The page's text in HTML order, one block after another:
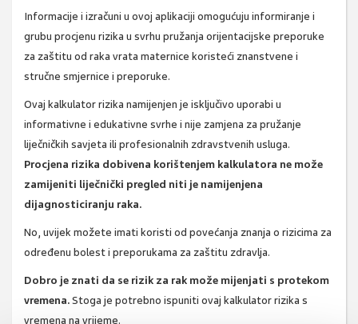
Informacije i izračuni u ovoj aplikaciji omogućuju informiranje i
grubu procjenu rizika u svrhu pružanja orijentacijske preporuke
za zaštitu od raka vrata maternice koristeći znanstvene i
stručne smjernice i preporuke.
Ovaj kalkulator rizika namijenjen je isključivo uporabi u
informativne i edukativne svrhe i nije zamjena za pružanje
liječničkih savjeta ili profesionalnih zdravstvenih usluga.
Procjena rizika dobivena korištenjem kalkulatora ne može
zamijeniti liječnički pregled niti je namijenjena
dijagnosticiranju raka.
No, uvijek možete imati koristi od povećanja znanja o rizicima za
određenu bolest i preporukama za zaštitu zdravlja.
Dobro je znati da se rizik za rak može mijenjati s protekom
vremena.Stoga je potrebno ispuniti ovaj kalkulator rizika s
vremena na vrijeme.